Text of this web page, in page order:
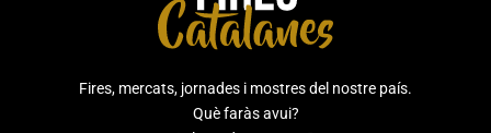
Fires, mercats, jornades i mostres del nostre país.
Què faràs avui?